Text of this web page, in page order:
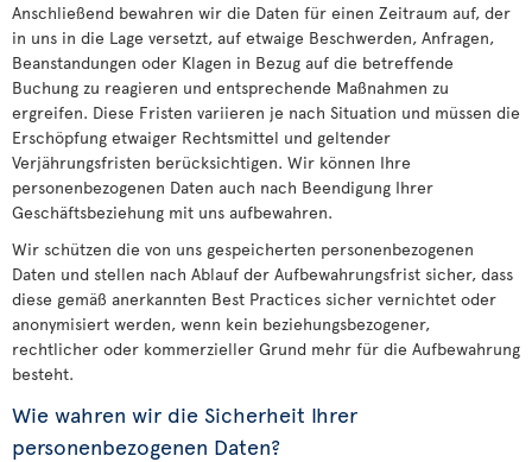
Anschließend bewahren wir die Daten für einen Zeitraum auf, der
in uns in die Lage versetzt, auf etwaige Beschwerden, Anfragen,
Beanstandungen oder Klagen in Bezug auf die betreffende
Buchung zu reagieren und entsprechende Maßnahmen zu
ergreifen. Diese Fristen variieren je nach Situation und müssen die
Erschöpfung etwaiger Rechtsmittel und geltender
Verjährungsfristen berücksichtigen. Wir können Ihre
personenbezogenen Daten auch nach Beendigung Ihrer
Geschäftsbeziehung mit uns aufbewahren.
Wir schützen die von uns gespeicherten personenbezogenen
Daten und stellen nach Ablauf der Aufbewahrungsfrist sicher, dass
diese gemäß anerkannten Best Practices sicher vernichtet oder
anonymisiert werden, wenn kein beziehungsbezogener,
rechtlicher oder kommerzieller Grund mehr für die Aufbewahrung
besteht.
Wie wahren wir die Sicherheit Ihrer
personenbezogenen Daten?